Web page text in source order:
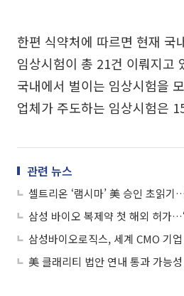
한편 식약처에 따르면 현재 국
임상시험이 총 21건 이뤄지고
국내에서 벌이는 임상시험을
업체가 주도하는 임상시험은
관련 뉴스
셀트리온 ‘램시마’ 美 승인 초읽
삼성바이오로직스, 세계 CMO 기